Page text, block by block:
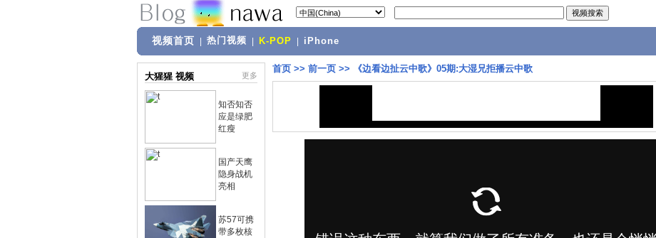
视频首页 热门视频 K-POP iPhone
大猩猩 视频 更多
知否知否
应是绿肥
红瘦
国产天鹰
隐身战机
亮相
苏57可携
带多枚核
首页 >> 前一页 >> 《边看边扯云中歌》05期:大湿兄拒播云中歌